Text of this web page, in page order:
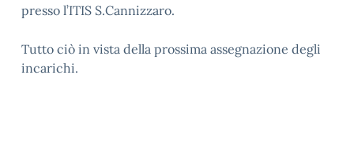
presso l’ITIS S.Cannizzaro.
Tutto ciò in vista della prossima assegnazione degli
incarichi.